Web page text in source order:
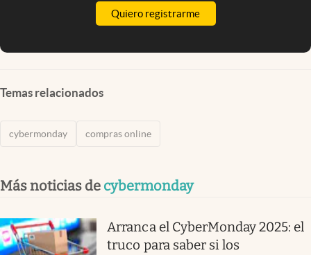
Quiero registrarme
Temas relacionados
cybermonday compras online
Más noticias de cybermonday
Arranca el CyberMonday 2025: el
truco para saber si los